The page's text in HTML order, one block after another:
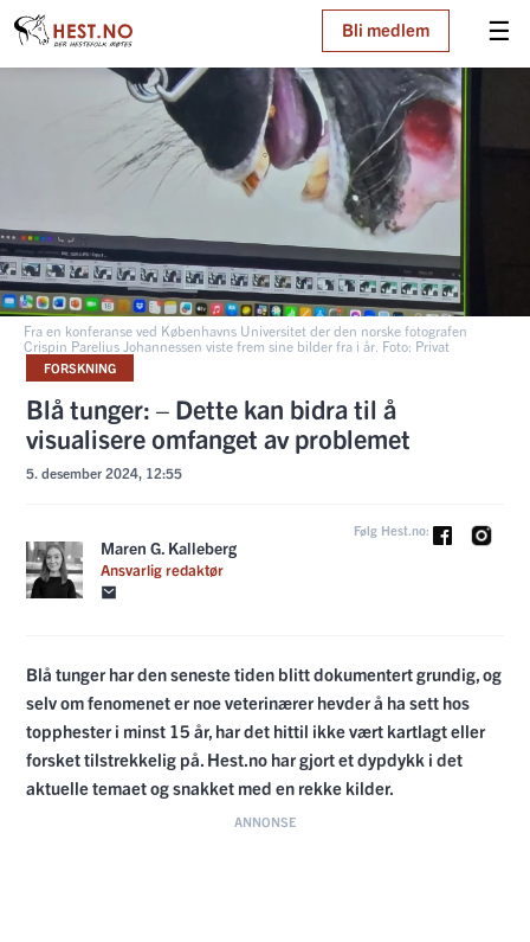
☰
Bli medlem
Fra en konferanse ved Københavns Universitet der den norske fotografen
Crispin Parelius Johannessen viste frem sine bilder fra i år. Foto: Privat
FORSKNING
Blå tunger: – Dette kan bidra til å
visualisere omfanget av problemet
5. desember 2024, 12:55
Maren G. Kalleberg
Ansvarlig redaktør
Følg Hest.no:
Blå tunger har den seneste tiden blitt dokumentert grundig, og
selv om fenomenet er noe veterinærer hevder å ha sett hos
topphester i minst 15 år, har det hittil ikke vært kartlagt eller
forsket tilstrekkelig på. Hest.no har gjort et dypdykk i det
aktuelle temaet og snakket med en rekke kilder.